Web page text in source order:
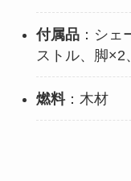
付属品：シェ
ストル、脚×2
燃料：木材